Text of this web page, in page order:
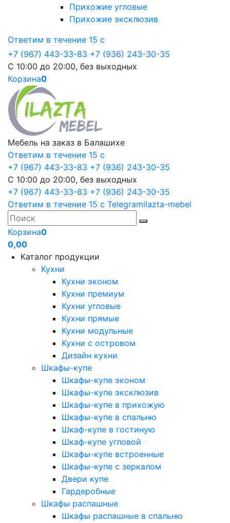
Прихожие угловые
Прихожие эксклюзив
Ответим в течение 15 с
+7 (967) 443-33-83 +7 (936) 243-30-35
С 10:00 до 20:00, без выходных
Корзина0
Мебель на заказ в Балашихе
Ответим в течение 15 с
+7 (967) 443-33-83 +7 (936) 243-30-35
С 10:00 до 20:00, без выходных
+7 (967) 443-33-83 +7 (936) 243-30-35
Ответим в течение 15 с Telegramilazta-mebel
Корзина0
0,00
Каталог продукции
Кухни
Кухни эконом
Кухни премиум
Кухни угловые
Кухни прямые
Кухни модульные
Кухни с островом
Дизайн кухни
Шкафы-купе
Шкафы-купе эконом
Шкафы-купе эксклюзив
Шкафы-купе в прихожую
Шкафы-купе в спальню
Шкаф-купе в гостиную
Шкаф-купе угловой
Шкафы-купе встроенные
Шкафы-купе с зеркалом
Двери купе
Гардеробные
Шкафы распашные
Шкафы распашные в спальню